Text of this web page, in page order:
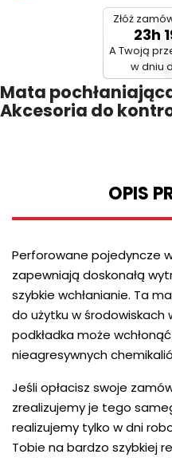
Złóż
23h
A Twoją
w dniu
Mata
Akcesoria do
OPIS
Perforowane pojedyncze
zapewniają doskonałą
szybkie wchłanianie. Ta
do użytku w środowiskach
podkładka może
nieagresywnych
Jeśli opłacisz swoje
zrealizujemy je tego
realizujemy tylko w dni
Tobie na bardzo szybkiej